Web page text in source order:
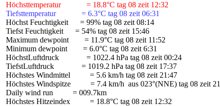
Höchsttemperatur             = 18.8°C tag 08 zeit 12:32
Tiefsttemperatur             = 6.3°C tag 08 zeit 06:31
Höchst Feuchtigkeit      = 99% tag 08 zeit 08:14
Tiefst Feuchtigkeit      = 54% tag 08 zeit 15:46
Maximum dewpoint        = 11.9°C tag 08 zeit 11:52
Minimum dewpoint        = 6.0°C tag 08 zeit 6:31
HöchstLuftdruck              = 1022.4 hPa tag 08 zeit 00:24
TiefstLuftdruck              = 1019.2 hPa tag 08 zeit 17:37
Höchstes Windmittel          = 5.6 km/h tag 08 zeit 21:47
Höchstes Windspitze          = 7.4 km/h  aus 023°(NNE) tag 08 zeit
Daily wind run          = 009.7km
Höchstes Hitzeindex          = 18.8°C tag 08 zeit 12:32